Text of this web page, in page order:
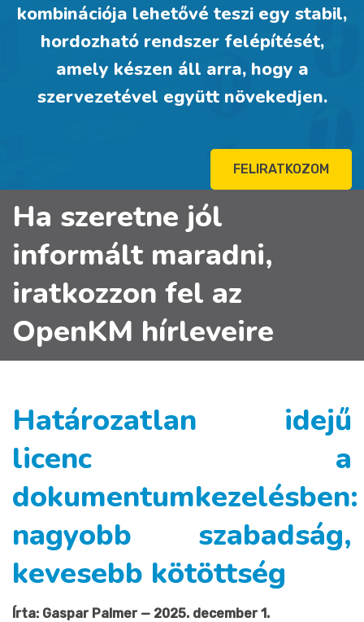
kombinációja lehetővé teszi egy stabil,
hordozható rendszer felépítését,
amely készen áll arra, hogy a
szervezetével együtt növekedjen.
FELIRATKOZOM
Ha szeretne jól
informált maradni,
iratkozzon fel az
OpenKM hírleveire
Határozatlan idejű
licenc a
dokumentumkezelésben:
nagyobb szabadság,
kevesebb kötöttség
Írta: Gaspar Palmer — 2025. december 1.